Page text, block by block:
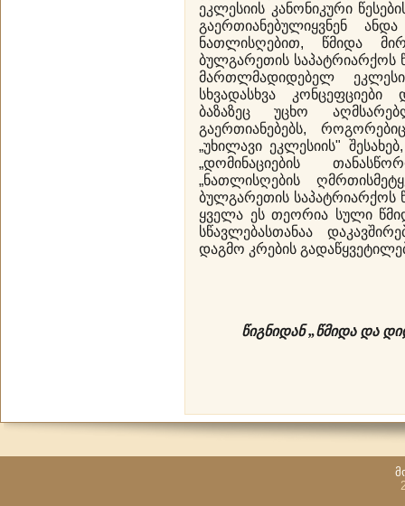
ეკლესიის კანონიკური
გაერთიანებულიყვნენ
ნათლისღებით, წმიდა
ბულგარეთის საპატრიარქოს
მართლმადიდებელ
სხვადასხვა
ბაზაზეც უცხო
გაერთიანებებს,
„უხილავი ეკლესიის"
„დომინაციების
„ნათლისღების
ბულგარეთის საპატრიარქოს
ყველა ეს თეორია სული
სწავლებასთანაა
დაგმო კრების
წიგნიდან „წმიდა და